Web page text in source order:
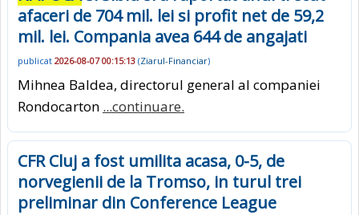
afaceri de 704 mil. lei si profit net de 59,2
mil. lei. Compania avea 644 de angajati
publicat 2026-08-07 00:15:13 (Ziarul-Financiar)
Mihnea Baldea, directorul general al companiei
Rondocarton ...continuare.
CFR Cluj a fost umilita acasa, 0-5, de
norvegienii de la Tromso, in turul trei
preliminar din Conference League